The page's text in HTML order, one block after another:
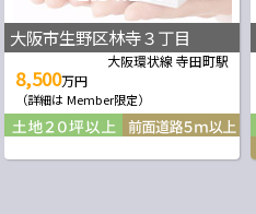
大阪市生野区林寺３丁目
大阪環状線 寺田町駅
8,500万円
（詳細は Member限定）